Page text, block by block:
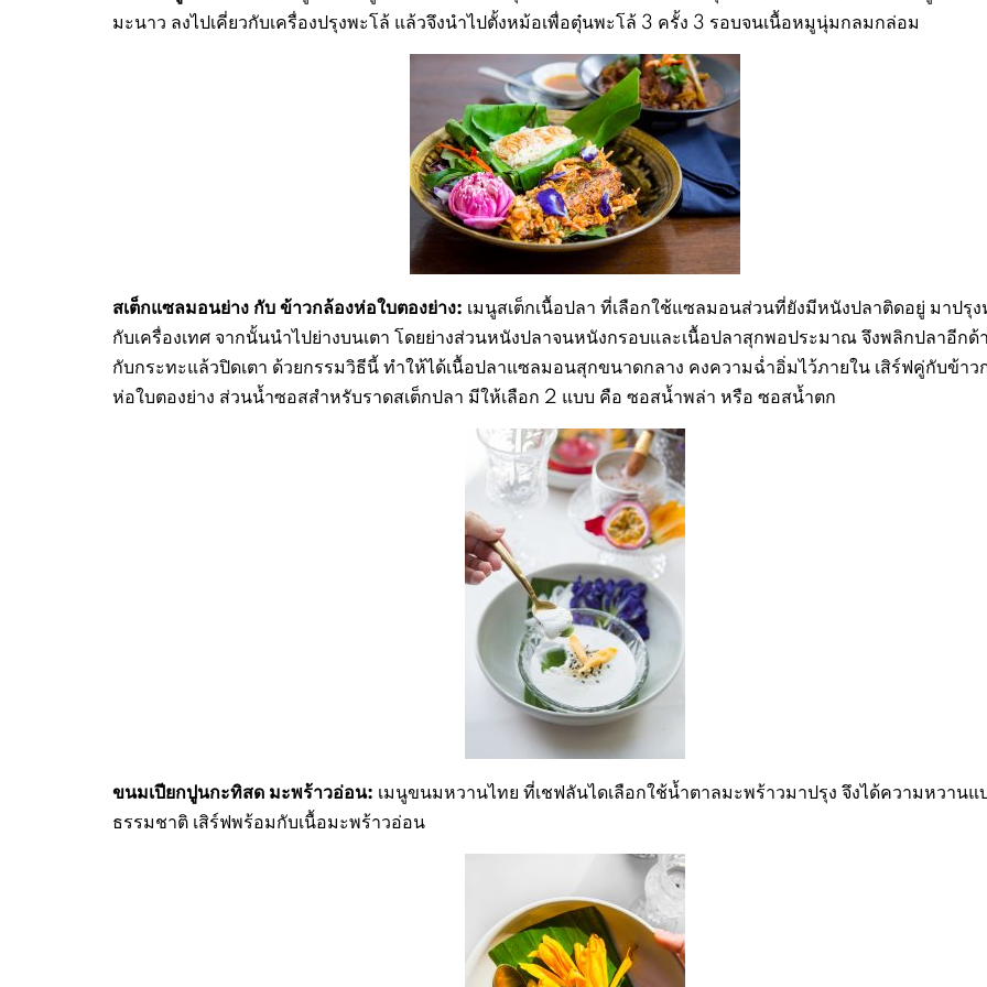
มะนาว ลงไปเคี่ยวกับเครื่องปรุงพะโล้ แล้วจึงนำไปตั้งหม้อเพื่อตุ๋นพะโล้ 3 ครั้ง 3 รอบจนเนื้อหมูนุ่มกลมกล่อม
สเต็กแซลมอนย่าง กับ ข้าวกล้องห่อใบตองย่าง: เมนูสเต็กเนื้อปลา ที่เลือกใช้แซลมอนส่วนที่ยังมีหนังปลาติดอยู่ มาปรุ
กับเครื่องเทศ จากนั้นนำไปย่างบนเตา โดยย่างส่วนหนังปลาจนหนังกรอบและเนื้อปลาสุกพอประมาณ จึงพลิกปลาอีกด้
กับกระทะแล้วปิดเตา ด้วยกรรมวิธีนี้ ทำให้ได้เนื้อปลาแซลมอนสุกขนาดกลาง คงความฉ่ำอิ่มไว้ภายใน เสิร์ฟคู่กับข้าว
ห่อใบตองย่าง ส่วนน้ำซอสสำหรับราดสเต็กปลา มีให้เลือก 2 แบบ คือ ซอสน้ำพล่า หรือ ซอสน้ำตก
ขนมเปียกปูนกะทิสด มะพร้าวอ่อน: เมนูขนมหวานไทย ที่เชฟลันไดเลือกใช้น้ำตาลมะพร้าวมาปรุง จึงได้ความหวานแ
ธรรมชาติ เสิร์ฟพร้อมกับเนื้อมะพร้าวอ่อน